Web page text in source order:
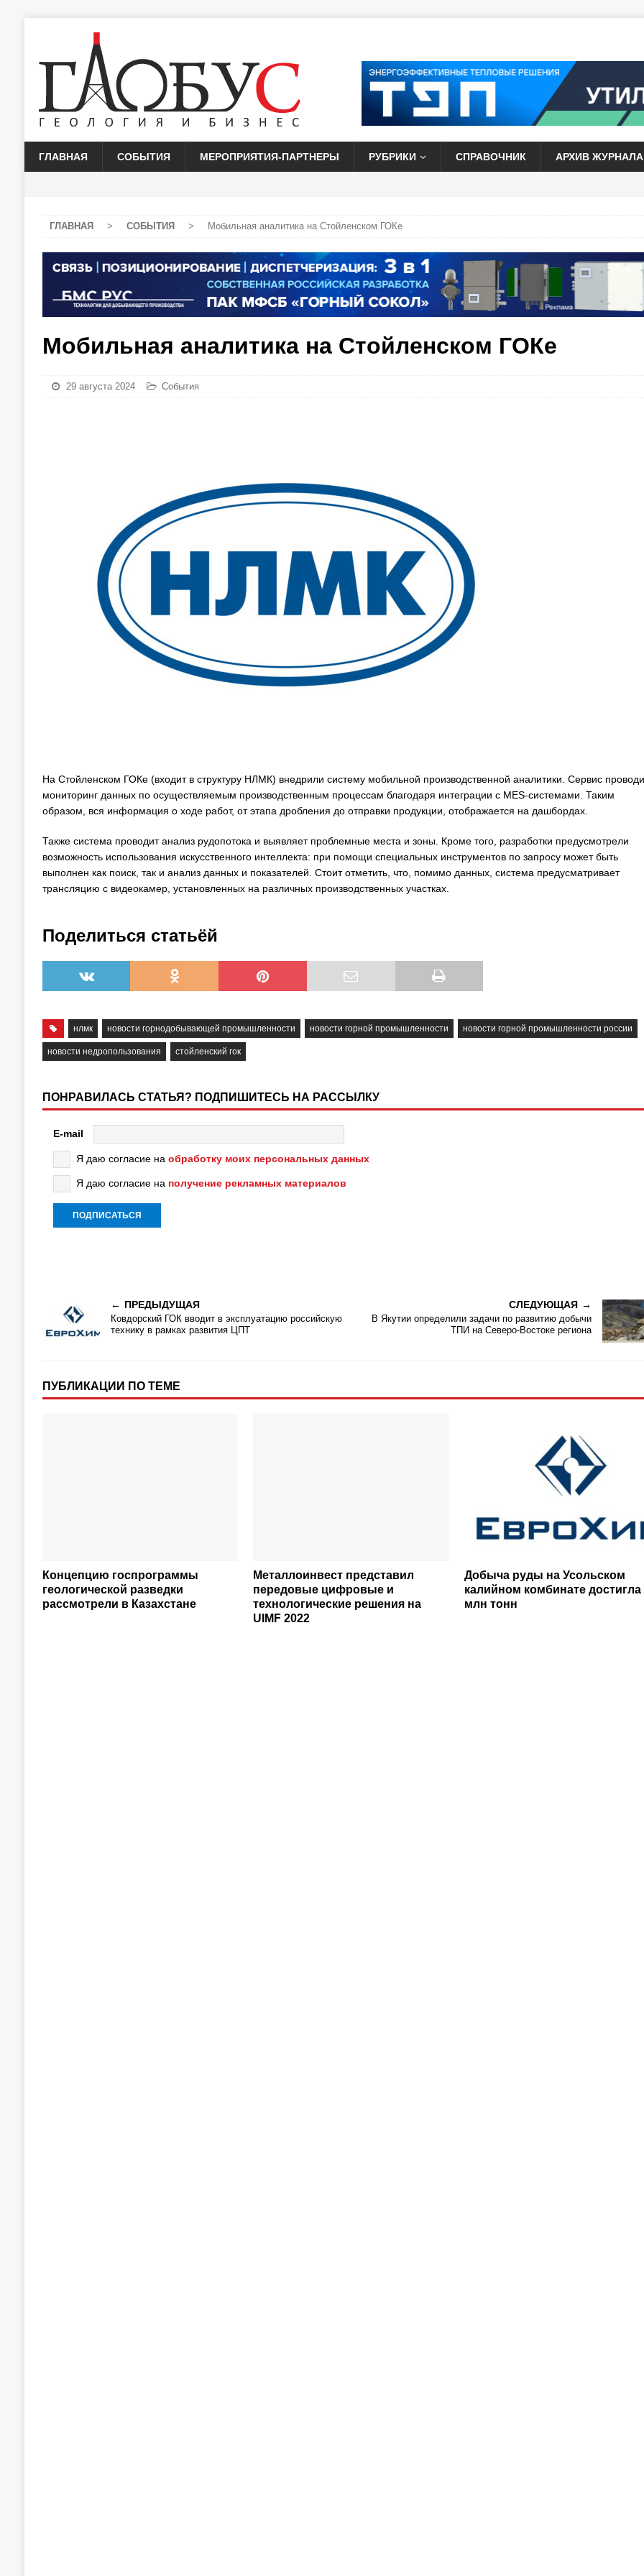
ГЛАВНАЯ СОБЫТИЯ МЕРОПРИЯТИЯ-ПАРТНЕРЫ РУБРИКИ СПРАВОЧНИК АРХИВ ЖУРНАЛА
ГЛАВНАЯ > СОБЫТИЯ > Мобильная аналитика на Стойленском ГОКе
Мобильная аналитика на Стойленском ГОКе
29 августа 2024 События
На Стойленском ГОКе (входит в структуру НЛМК) внедрили систему мобильной производственной аналитики. Сервис
мониторинг данных по осуществляемым производственным процессам благодаря интеграции с MES-системами. Таким
образом, вся информация о ходе работ, от этапа дробления до отправки продукции, отображается на дашбордах.
Также система проводит анализ рудопотока и выявляет проблемные места и зоны. Кроме того, разработки предусмотрели
возможность использования искусственного интеллекта: при помощи специальных инструментов по запросу может быть
выполнен как поиск, так и анализ данных и показателей. Стоит отметить, что, помимо данных, система предусматривает
трансляцию с видеокамер, установленных на различных производственных участках.
Поделиться статьёй
нлмк новости горнодобывающей промышленности новости горной промышленности новости горной промышленности россии
новости недропользования стойленский гок
ПОНРАВИЛАСЬ СТАТЬЯ? ПОДПИШИТЕСЬ НА РАССЫЛКУ
E-mail
Я даю согласие на обработку моих персональных данных
Я даю согласие на получение рекламных материалов
ПРЕДЫДУЩАЯ
Ковдорский ГОК вводит в эксплуатацию российскую
технику в рамках развития ЦПТ
СЛЕДУЮЩАЯ
В Якутии определили задачи по развитию добычи
ТПИ на Северо-Востоке региона
ПУБЛИКАЦИИ ПО ТЕМЕ
Концепцию госпрограммы
геологической разведки
рассмотрели в Казахстане
Металлоинвест представил
передовые цифровые и
технологические решения на
UIMF 2022
Добыча руды на Усольском
калийном комбинате достигла
млн тонн